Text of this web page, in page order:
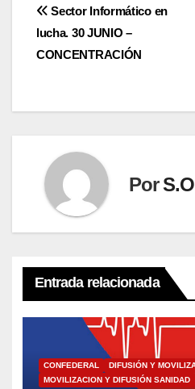
Navegación
de
Sector Informático en
lucha. 30 JUNIO –
CONCENTRACIÓN
Por
Entrada relacionada
CONFEDERAL
DIFUSIÓN Y
MOVILIZACION Y DIFUSIÓN SANIDAD